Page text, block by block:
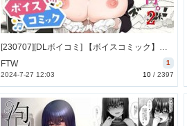
[230707][DLボイコミ] 【ボイスコミック】メイド教育2 -没落貴族瑠璃川椿- [15M] [RJ01071004]
1
FTW
10 /2397
2024-7-27 12:03